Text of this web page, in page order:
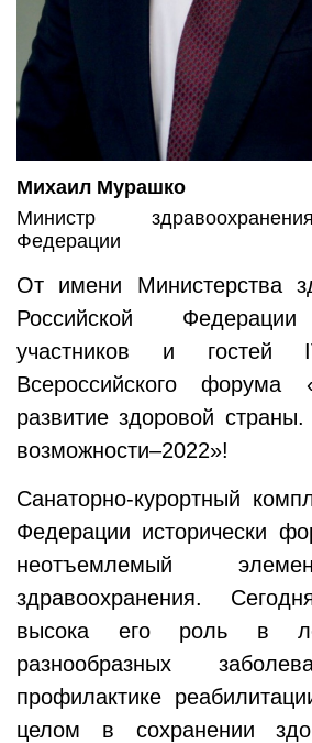
Михаил Мурашко
Министр
Федерации
От имени Министерства
Российской
участников и гостей
Всероссийского форума
развитие здоровой
возможности–2022»!
Санаторно-курортный
Федерации исторически
неотъемлемый
здравоохранения.
высока его роль в
разнообразных
профилактике
целом в сохранении